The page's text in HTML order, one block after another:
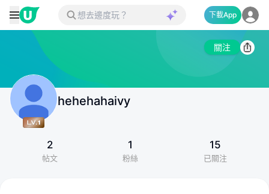
下載App
關注
hehehahaivy
2
帖文
1
粉絲
15
已關注